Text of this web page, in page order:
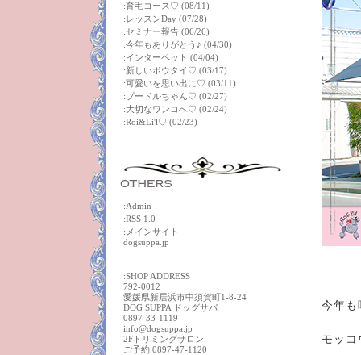
今年
モッ
:育毛コース♡ (08/11)
:レッスンDay(07/28)
:セミナー報告(06/26)
:今年もありがとう♪ (04/30)
:インターペット (04/04)
:新しいボウタイ♡ (03/17)
:可愛いを思い出に♡ (03/11)
:プードルちゃん♡ (02/27)
:大切なワンコへ♡ (02/24)
:Roi&Li'l♡ (02/23)
:Admin
:RSS 1.0
:メインサイト
dogsuppa.jp
:SHOP ADDRESS
792-0012
愛媛県新居浜市中須賀町1-8-24
DOG SUPPA ドッグサパ
0897-33-1119
info@dogsuppa.jp
2Fトリミングサロン
ご予約:0897-47-1120